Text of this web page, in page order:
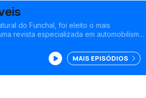
do Funchal, foi eleito o mais
revista especializada em automobilismo.
MAIS EPISÓDIOS